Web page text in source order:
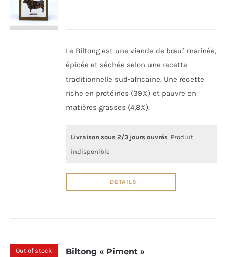
Le Biltong est une viande de bœuf marinée,
épicée et séchée selon une recette
traditionnelle sud-africaine. Une recette
riche en protéines (39%) et pauvre en
matières grasses (4,8%).
Livraison sous 2/3 jours ouvrés Produit
indisponible
DETAILS
Out of stock Biltong « Piment »